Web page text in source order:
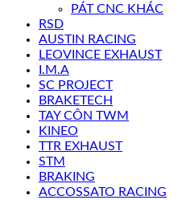
PÁT CNC KHÁC
RSD
AUSTIN RACING
LEOVINCE EXHAUST
I.M.A
SC PROJECT
BRAKETECH
TAY CÔN TWM
KINEO
TTR EXHAUST
STM
BRAKING
ACCOSSATO RACING